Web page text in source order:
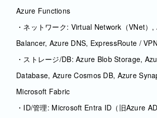
Azure Functions
・ネットワーク: Virtual Network（VNet）
Balancer, Azure DNS, ExpressRoute /
・ストレージ/DB: Azure Blob Storage,
Database, Azure Cosmos DB, Azure
Microsoft Fabric
・ID/管理: Microsoft Entra ID（旧Azure